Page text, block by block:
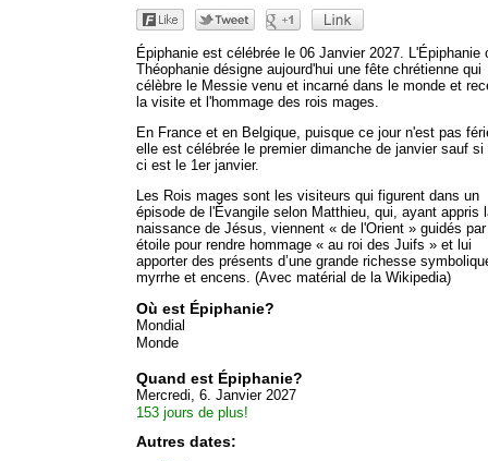
Épiphanie est célébrée le 06 Janvier 2027. L'Épiphanie
Théophanie désigne aujourd'hui une fête chrétienne qui
célèbre le Messie venu et incarné dans le monde et
la visite et l'hommage des rois mages.
En France et en Belgique, puisque ce jour n'est pas
elle est célébrée le premier dimanche de janvier sauf si
ci est le 1er janvier.
Les Rois mages sont les visiteurs qui figurent dans un
épisode de l'Évangile selon Matthieu, qui, ayant appris
naissance de Jésus, viennent « de l'Orient » guidés
étoile pour rendre hommage « au roi des Juifs » et lui
apporter des présents d’une grande richesse
myrrhe et encens. (Avec matérial de la Wikipedia)
Où est Épiphanie?
Mondial
Monde
Quand est Épiphanie?
Mercredi, 6. Janvier 2027
153 jours de plus!
Autres dates: